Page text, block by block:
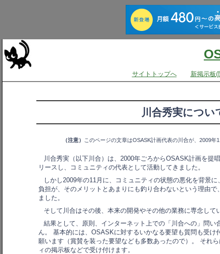
サイトトップへ 新掲示板(
川合秀実につい
（注意） このページの文章はOSASK計画代表の川合が、2009
川合秀実（以下川合）は、2000年ごろからOSASK計画を提
リースし、コミュニティの代表として活動してきました。
しかし2009年の11月に、コミュニティの状態の悪化を背景
負担が、そのメリットとあまりにも釣り合わないという理由
ました。
そして川合はその後、本来の開発やその他の業務に専念して
結果として、原則、インターネット上での「川合への」問い
ん。 基本的には、OSASKに対するいかなる要望も質問も受
願います（賞賛を装った要望なども多数あったので）。 それ
ィの掲示板などで受け付けます。